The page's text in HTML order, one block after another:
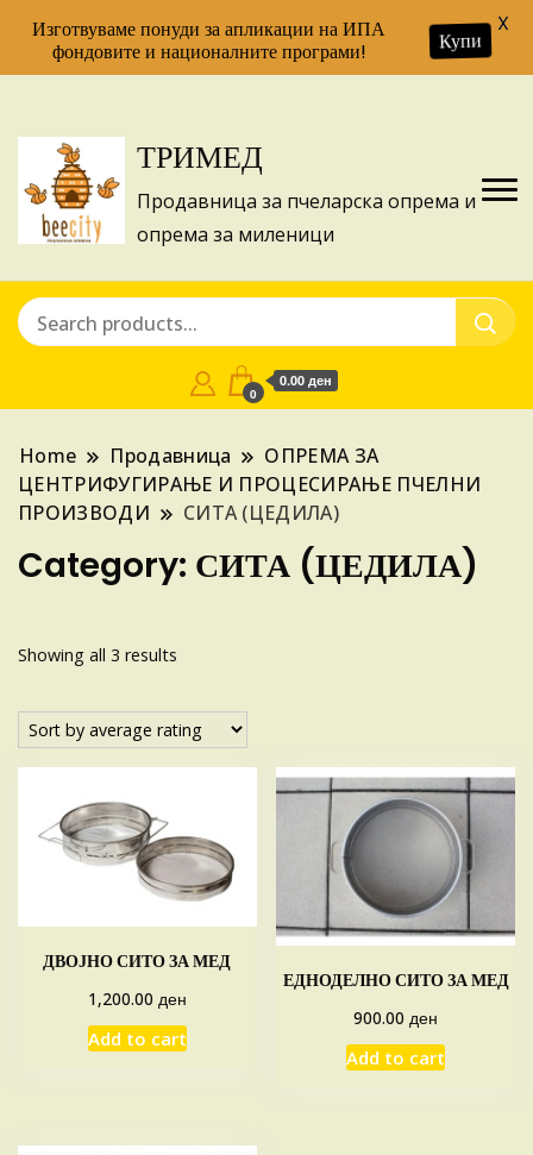
ТРИМЕД
Продавница за пчеларска опрема и
опрема за миленици
0
0.00 ден
Home Продавница
ОПРЕМА ЗА
ЦЕНТРИФУГИРАЊЕ И ПРОЦЕСИРАЊЕ ПЧЕЛНИ
ПРОИЗВОДИ
СИТА (ЦЕДИЛА)
Category: СИТА (ЦЕДИЛА)
Showing all 3 results
average
rating
ДВОЈНО СИТО ЗА МЕД
1,200.00 ден
Add to cart
ЕДНОДЕЛНО СИТО ЗА МЕД
900.00ден
Add to cart
Изготвуваме понуди за апликации на ИПА
фондовите и националните програми!
Купи
X